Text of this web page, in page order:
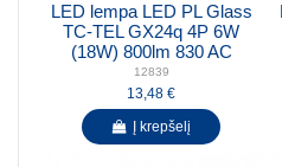
LED lempa LED PL Glass
TC-TEL GX24q 4P 6W
(18W) 800lm 830 AC
12839
13,48 €
Į krepšelį